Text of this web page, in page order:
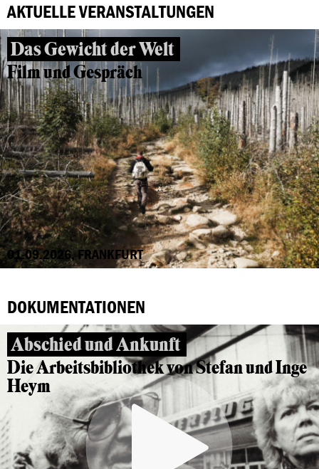
AKTUELLE VERANSTALTUNGEN
Das Gewicht der Welt
Film und Gespräch
01.09.2026, FRANKFURT
DOKUMENTATIONEN
Abschied und Ankunft
Die Arbeitsbibliothek von Stefan und Inge
Heym